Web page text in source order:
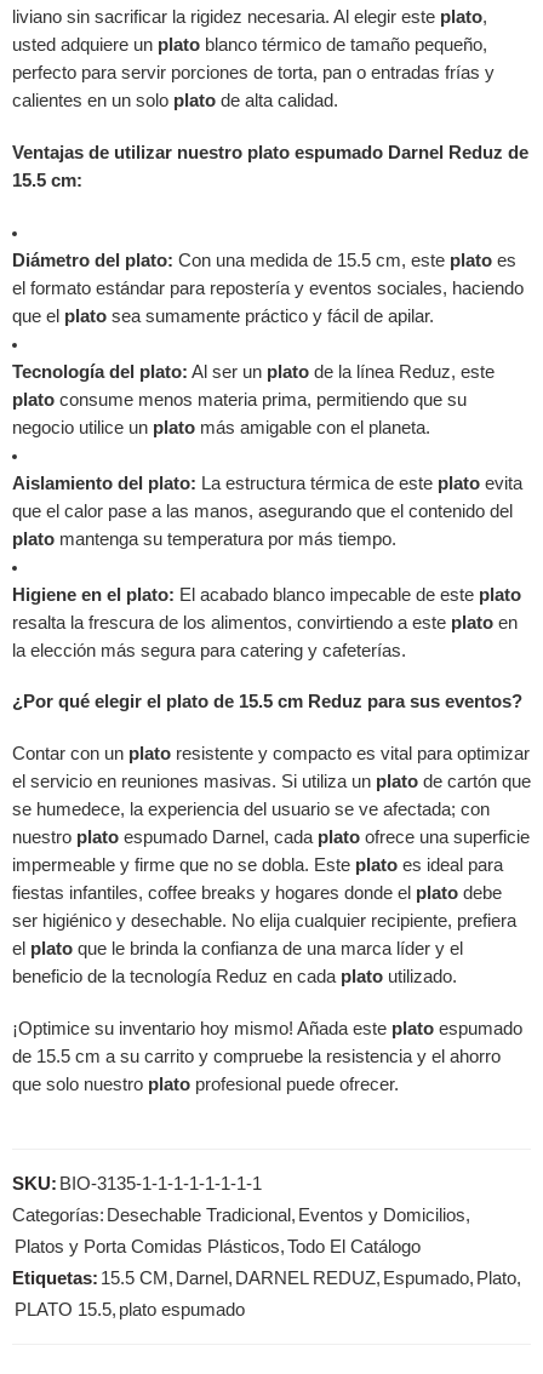
liviano sin sacrificar la rigidez necesaria. Al elegir este plato,
usted adquiere un plato blanco térmico de tamaño pequeño,
perfecto para servir porciones de torta, pan o entradas frías y
calientes en un solo plato de alta calidad.
Ventajas de utilizar nuestro plato espumado Darnel Reduz de
15.5 cm:
Diámetro del plato: Con una medida de 15.5 cm, este plato es
el formato estándar para repostería y eventos sociales, haciendo
que el plato sea sumamente práctico y fácil de apilar.
Tecnología del plato: Al ser un plato de la línea Reduz, este
plato consume menos materia prima, permitiendo que su
negocio utilice un plato más amigable con el planeta.
Aislamiento del plato: La estructura térmica de este plato evita
que el calor pase a las manos, asegurando que el contenido del
plato mantenga su temperatura por más tiempo.
Higiene en el plato: El acabado blanco impecable de este plato
resalta la frescura de los alimentos, convirtiendo a este plato en
la elección más segura para catering y cafeterías.
¿Por qué elegir el plato de 15.5 cm Reduz para sus eventos?
Contar con un plato resistente y compacto es vital para optimizar
el servicio en reuniones masivas. Si utiliza un plato de cartón que
se humedece, la experiencia del usuario se ve afectada; con
nuestro plato espumado Darnel, cada plato ofrece una superficie
impermeable y firme que no se dobla. Este plato es ideal para
fiestas infantiles, coffee breaks y hogares donde el plato debe
ser higiénico y desechable. No elija cualquier recipiente, prefiera
el plato que le brinda la confianza de una marca líder y el
beneficio de la tecnología Reduz en cada plato utilizado.
¡Optimice su inventario hoy mismo! Añada este plato espumado
de 15.5 cm a su carrito y compruebe la resistencia y el ahorro
que solo nuestro plato profesional puede ofrecer.
SKU: BIO-3135-1-1-1-1-1-1-1-1
Categorías: Desechable Tradicional, Eventos y Domicilios,
Platos y Porta Comidas Plásticos,Todo El Catálogo
Etiquetas: 15.5 CM , Darnel , DARNEL REDUZ, Espumado, Plato,
PLATO 15.5, plato espumado